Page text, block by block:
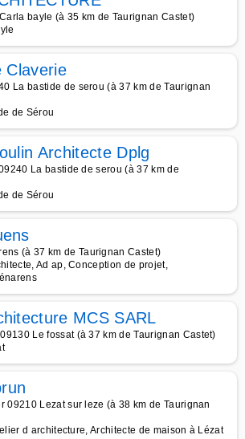
bayle (à 35 km de Taurignan Castet)
Claverie
La bastide de serou (à 37 km de Taurignan
de Sérou
Architecte Dplg
La bastide de serou (à 37 km de
de Sérou
(à 37 km de Taurignan Castet)
Ad ap, Conception de projet,
MCS SARL
Le fossat (à 37 km de Taurignan Castet)
09210 Lezat sur leze (à 38 km de Taurignan
d architecture, Architecte de maison à Lézat